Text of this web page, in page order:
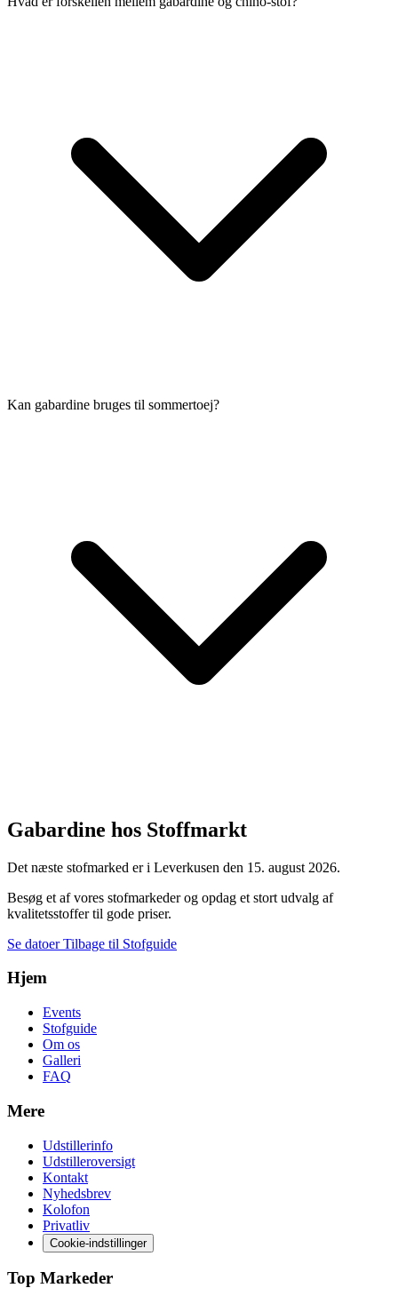
Kan gabardine bruges til sommertoej?
Gabardine hos Stoffmarkt
Det næste stofmarked er i Leverkusen den 15. august 2026.
Besøg et af vores stofmarkeder og opdag et stort udvalg af
kvalitetsstoffer til gode priser.
Se datoerTilbage til Stofguide
Hjem
Events
Stofguide
Om os
Galleri
FAQ
Mere
Udstillerinfo
Udstilleroversigt
Kontakt
Nyhedsbrev
Kolofon
Privatliv
Cookie-indstillinger
Top Markeder